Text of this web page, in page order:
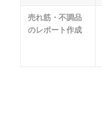
売れ筋・不調品
のレポート作成